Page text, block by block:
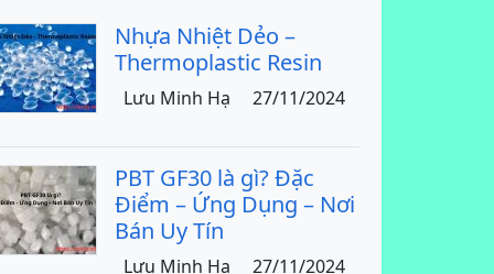
Nhựa Nhiệt Dẻo –
Thermoplastic Resin
Lưu Minh Hạ 27/11/2024
PBT GF30 là gì? Đặc
Điểm – Ứng Dụng – Nơi
Bán Uy Tín
Lưu Minh Hạ 27/11/2024